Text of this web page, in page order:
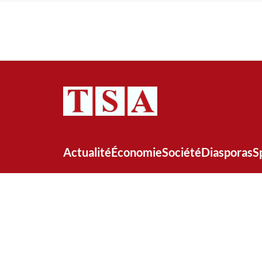
ActualitéÉconomieSociétéDiasporas